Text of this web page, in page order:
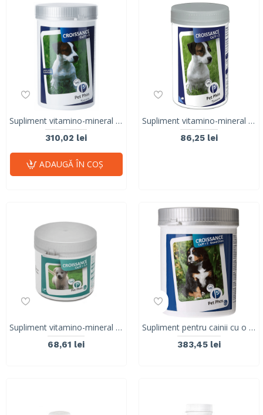
Supliment vitamino-mineral pentru caini, PET PHOS CROISSANCE Ca/P = 2 , CEVA, 500 tablete
310,02 lei
ADAUGĂ ÎN COŞ
Supliment vitamino-mineral pentru caini, PET PHOS CROISSANCE Ca/P = 2 , CEVA, 100 tablete
86,25 lei
Supliment vitamino-mineral pentru caini, PET PHOS CROISSANCE Ca/P 1.3 , CEVA, 100 tablete
68,61 lei
Supliment pentru cainii cu o dieta dezechilibrata si carente in calciu, Pet Phos Special Grand Chien, CEVA, CA/P 2, 100 tab
383,45 lei